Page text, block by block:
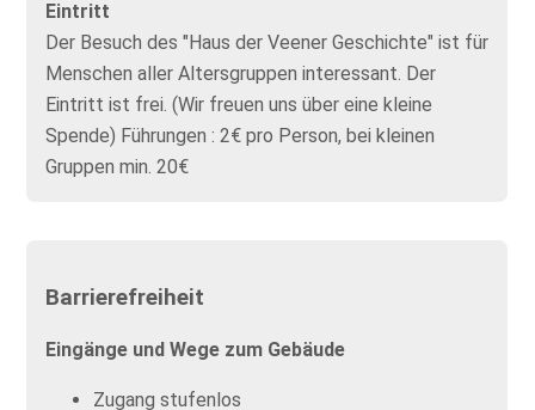
Eintritt
Der Besuch des "Haus der Veener Geschichte" ist für
Menschen aller Altersgruppen interessant. Der
Eintritt ist frei. (Wir freuen uns über eine kleine
Spende) Führungen : 2€ pro Person, bei kleinen
Gruppen min. 20€
Barrierefreiheit
Eingänge und Wege zum Gebäude
Zugang stufenlos